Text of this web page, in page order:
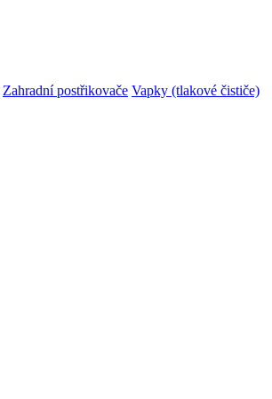
Zahradní postřikovače Vapky (tlakové čističe)